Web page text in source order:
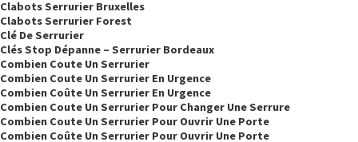
Clabots Serrurier Bruxelles
Clabots Serrurier Forest
Clé De Serrurier
Clés Stop Dépanne – Serrurier Bordeaux
Combien Coute Un Serrurier
Combien Coute Un Serrurier En Urgence
Combien Coûte Un Serrurier En Urgence
Combien Coute Un Serrurier Pour Changer Une Serrure
Combien Coute Un Serrurier Pour Ouvrir Une Porte
Combien Coûte Un Serrurier Pour Ouvrir Une Porte